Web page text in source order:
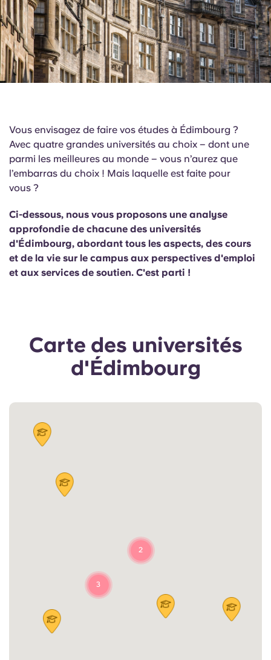
English (GB)
English (US)
Chinese
Català
Deutsch
French
Portuguese
Sélectionnez un pays
Sélectionnez une ville
Choisissez une résidence
Réservez maintenant
Vous envisagez de faire vos études à Édimbourg ?
Avec quatre grandes universités au choix – dont une
parmi les meilleures au monde – vous n’aurez que
l’embarras du choix ! Mais laquelle est faite pour
vous ?
Ci-dessous, nous vous proposons une analyse
approfondie de chacune des universités
d'Édimbourg, abordant tous les aspects, des cours
et de la vie sur le campus aux perspectives d'emploi
et aux services de soutien. C'est parti !
Carte des universités
d'Édimbourg
2
3